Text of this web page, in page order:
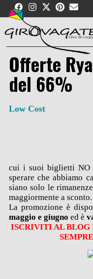
Skip
content
Offerte
del 66%
Low Cost
cui i suoi biglietti
sperare che abbiamo
siano solo le
maggiormente a sconto.
La promozione è
maggio e giugno ed è
ISCRIVITI AL BLOG